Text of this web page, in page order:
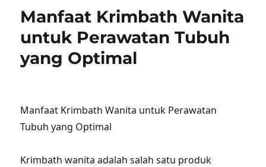
Manfaat Krimbath Wanita
untuk Perawatan Tubuh
yang Optimal
Manfaat Krimbath Wanita untuk Perawatan
Tubuh yang Optimal
Krimbath wanita adalah salah satu produk